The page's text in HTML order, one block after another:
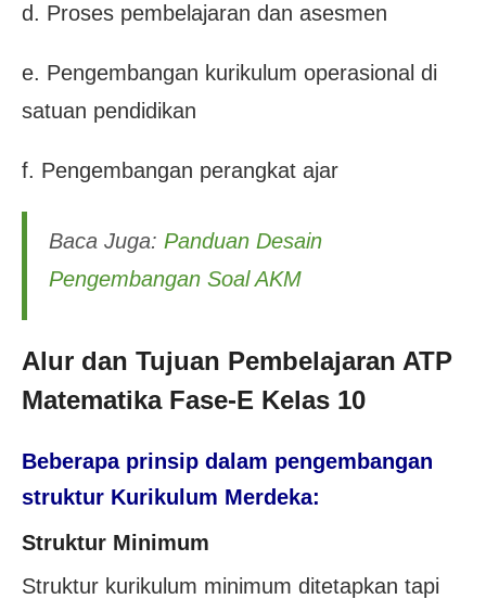
d. Proses pembelajaran dan asesmen
e. Pengembangan kurikulum operasional di
satuan pendidikan
f. Pengembangan perangkat ajar
Baca Juga: Panduan Desain
Pengembangan Soal AKM
Alur dan Tujuan Pembelajaran ATP
Matematika Fase-E Kelas 10
Beberapa prinsip dalam pengembangan
struktur Kurikulum Merdeka:
Struktur Minimum
Struktur kurikulum minimum ditetapkan tapi